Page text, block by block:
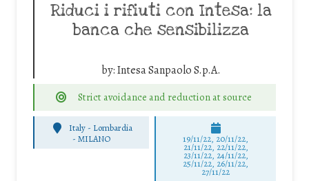
Riduci i rifiuti con Intesa: la
banca che sensibilizza
by:Intesa Sanpaolo S.p.A.
Strict avoidance and reduction at source
Italy - Lombardia
-MILANO 19/11/22, 20/11/22,
21/11/22, 22/11/22,
23/11/22, 24/11/22,
25/11/22, 26/11/22,
27/11/22